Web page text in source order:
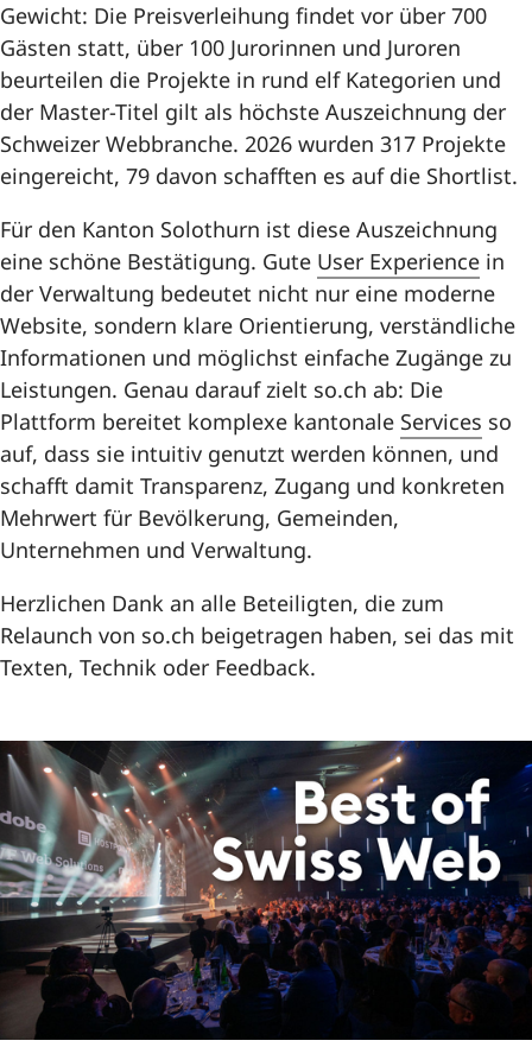
Gewicht: Die Preisverleihung findet vor über 700
Gästen statt, über 100 Jurorinnen und Juroren
beurteilen die Projekte in rund elf Kategorien und
der Master-Titel gilt als höchste Auszeichnung der
Schweizer Webbranche. 2026 wurden 317 Projekte
eingereicht, 79 davon schafften es auf die Shortlist.
Für den Kanton Solothurn ist diese Auszeichnung
eine schöne Bestätigung. Gute User Experience in
der Verwaltung bedeutet nicht nur eine moderne
Website, sondern klare Orientierung, verständliche
Informationen und möglichst einfache Zugänge zu
Leistungen. Genau darauf zielt so.ch ab: Die
Plattform bereitet komplexe kantonale Services so
auf, dass sie intuitiv genutzt werden können, und
schafft damit Transparenz, Zugang und konkreten
Mehrwert für Bevölkerung, Gemeinden,
Unternehmen und Verwaltung.
Herzlichen Dank an alle Beteiligten, die zum
Relaunch von so.ch beigetragen haben, sei das mit
Texten, Technik oder Feedback.
Lightbox Link